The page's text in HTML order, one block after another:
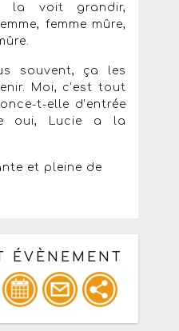
la voit grandir,
femme mûre,
souvent, ça les
Moi, c’est tout
t-elle d’entrée
oui, Lucie a la
et pleine de
ÉVÈNEMENT
dessous pour un